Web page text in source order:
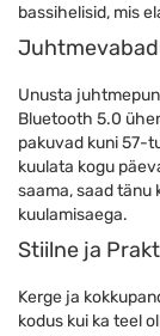
bassihelisid, mis
Unusta
Bluetooth 5.0
pakuvad kuni 57-
kuulata kogu
saama, saad tänu
kuulamisaega.
Stiilne ja
Kerge ja
kodus kui ka teel